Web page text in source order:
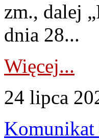
zm., dalej
dnia 28...
Więcej...
24 lipca
Komunikat